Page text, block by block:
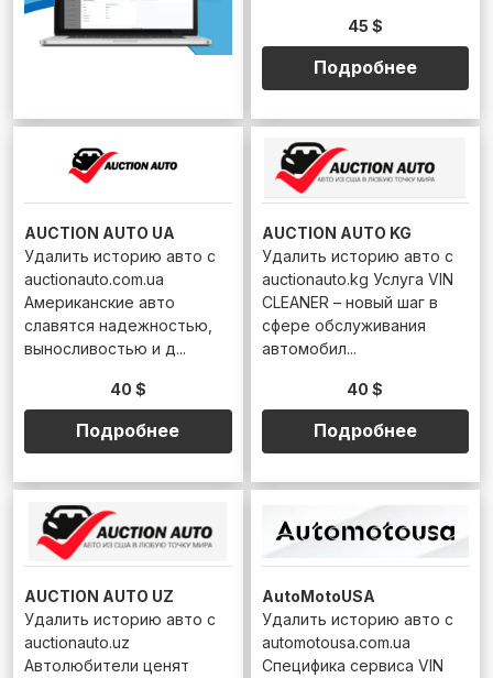
45 $
Подробнее
AUCTION AUTO UA
Удалить историю авто с
auctionauto.com.ua
Американские авто
славятся надежностью,
выносливостью и д...
40 $
Подробнее
AUCTION AUTO KG
Удалить историю авто с
auctionauto.kg Услуга VIN
CLEANER – новый шаг в
сфере обслуживания
автомобил...
40 $
Подробнее
AUCTION AUTO UZ
Удалить историю авто с
auctionauto.uz
Автолюбители ценят
AutoMotoUSA
Удалить историю авто с
automotousa.com.ua
Специфика сервиса VIN